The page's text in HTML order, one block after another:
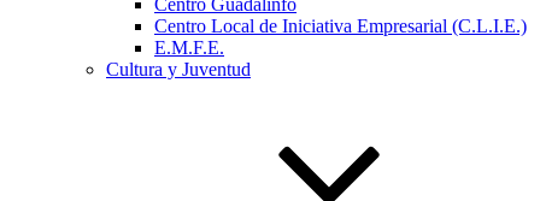
Centro Guadalinfo
Centro Local de Iniciativa Empresarial (C.L.I.E.)
E.M.F.E.
Cultura y Juventud